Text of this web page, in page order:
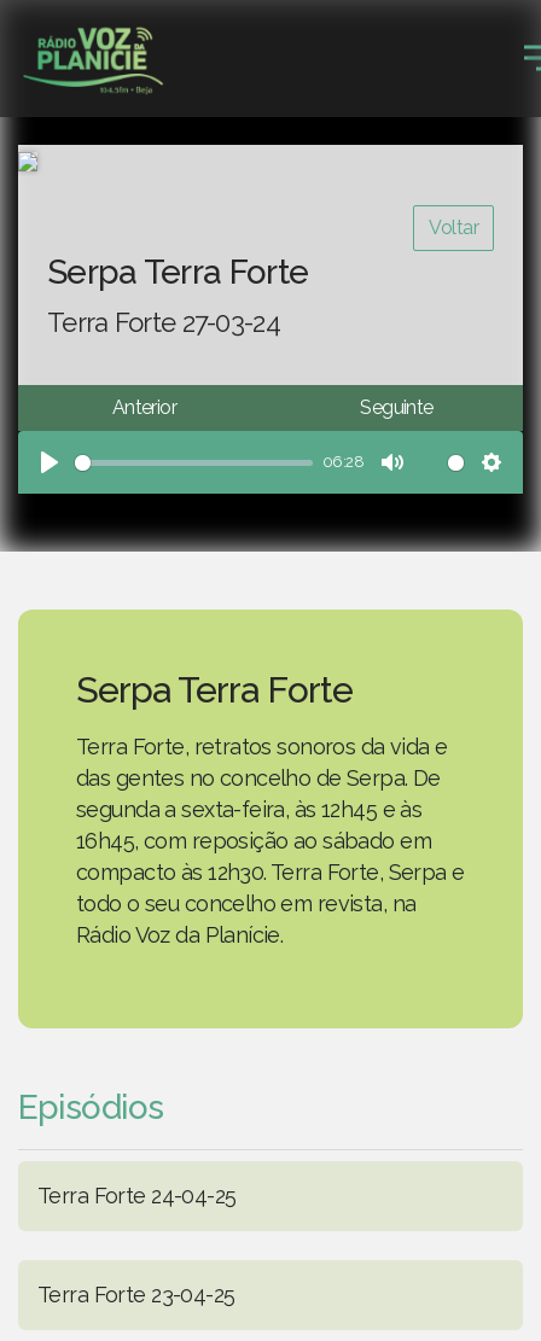
Voltar
Serpa Terra Forte
Terra Forte 27-03-24
Anterior Seguinte
Play
06:28
Mute
Serpa Terra Forte
Terra Forte, retratos sonoros da vida e
das gentes no concelho de Serpa. De
segunda a sexta-feira, às 12h45 e às
16h45, com reposição ao sábado em
compacto às 12h30. Terra Forte, Serpa e
todo o seu concelho em revista, na
Rádio Voz da Planície.
Episódios
Terra Forte 24-04-25
Terra Forte 23-04-25